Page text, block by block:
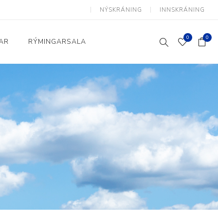
NÝSKRÁNING INNSKRÁNING
Heimili og skrifstofa
Baðherbergi
Eldhús
Lyftihægindastólar
Stólar og vinnuvernd
Athafnir daglegs lífs
RÝMINGARSALA 0 0